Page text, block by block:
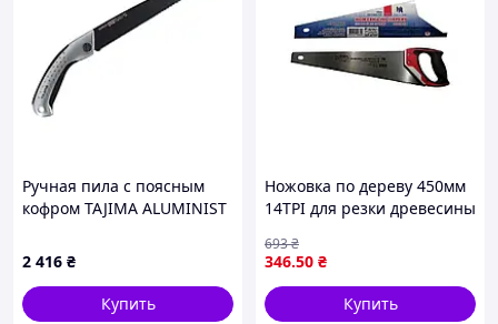
Ручная пила с поясным
кофром TAJIMA ALUMINIST
240мм (ALSA240)
2 416 ₴
Купить
Ножовка по дереву 450мм
14TPI для резки древесины
рукояткой и 3D зубьями
346.50 ₴
693₴
Купить